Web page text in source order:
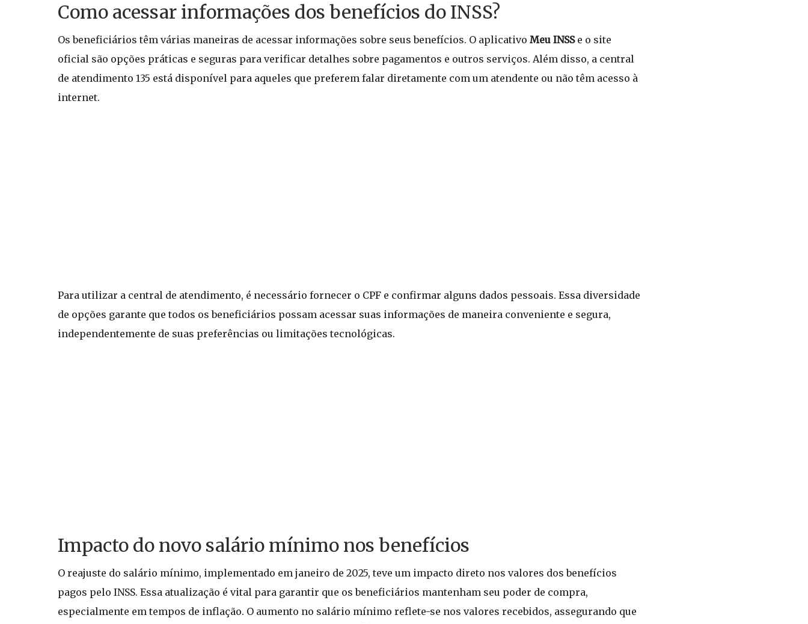
Como acessar informações dos benefícios do INSS?
Os beneficiários têm várias maneiras de acessar informações sobre seus benefícios. O aplicativo Meu INSSe o site
oficial são opções práticas e seguras para verificar detalhes sobre pagamentos e outros serviços. Além disso, a central
de atendimento 135 está disponível para aqueles que preferem falar diretamente com um atendente ou não têm acesso à
internet.
Para utilizar a central de atendimento, é necessário fornecer o CPF e confirmar alguns dados pessoais. Essa diversidade
de opções garante que todos os beneficiários possam acessar suas informações de maneira conveniente e segura,
independentemente de suas preferências ou limitações tecnológicas.
Impacto do novo salário mínimo nos benefícios
O reajuste do salário mínimo, implementado em janeiro de 2025, teve um impacto direto nos valores dos benefícios
pagos pelo INSS. Essa atualização é vital para garantir que os beneficiários mantenham seu poder de compra,
especialmente em tempos de inflação. O aumento no salário mínimo reflete-se nos valores recebidos, assegurando que